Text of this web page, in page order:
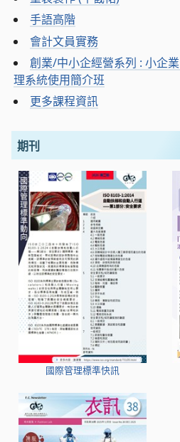
手語高階
會計文員實務
創業/中小企經營系列 : 小企
理系統使用簡介班
更多課程資訊
期刊
國際管理標準快訊